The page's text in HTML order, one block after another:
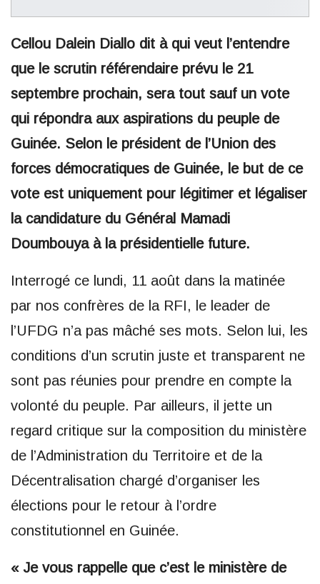
Cellou Dalein Diallo dit à qui veut l’entendre
que le scrutin référendaire prévu le 21
septembre prochain, sera tout sauf un vote
qui répondra aux aspirations du peuple de
Guinée. Selon le président de l’Union des
forces démocratiques de Guinée, le but de ce
vote est uniquement pour légitimer et légaliser
la candidature du Général Mamadi
Doumbouya à la présidentielle future.
Interrogé ce lundi, 11 août dans la matinée
par nos confrères de la RFI, le leader de
l’UFDG n’a pas mâché ses mots. Selon lui, les
conditions d’un scrutin juste et transparent ne
sont pas réunies pour prendre en compte la
volonté du peuple. Par ailleurs, il jette un
regard critique sur la composition du ministère
de l’Administration du Territoire et de la
Décentralisation chargé d’organiser les
élections pour le retour à l’ordre
constitutionnel en Guinée.
« Je vous rappelle que c’est le ministère de